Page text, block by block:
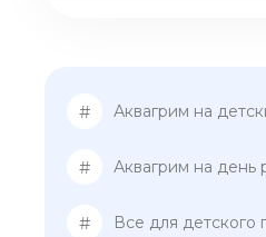
# Аквагрим на
# Аквагрим на день
# Все для детского